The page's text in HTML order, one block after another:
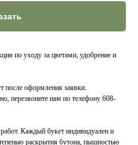
по уходу за цветами, удобрение и
после оформления заявки.
перезвоните нам по телефону 608-
Каждый букет индивидуален и
раскрытия бутона, пышностью